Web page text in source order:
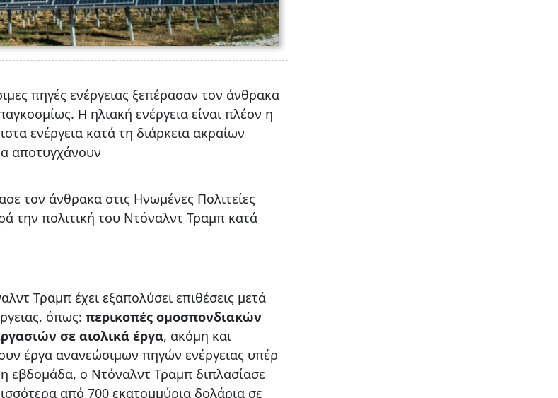
πηγές ενέργειας ξεπέρασαν τον άνθρακα
Η ηλιακή ενέργεια είναι πλέον η
ενέργεια κατά τη διάρκεια ακραίων
αποτυγχάνουν
τον άνθρακα στις Ηνωμένες Πολιτείες
την πολιτική του Ντόναλντ Τραμπ κατά
Τραμπ έχει εξαπολύσει επιθέσεις μετά
όπως: περικοπές ομοσπονδιακών
σε αιολικά έργα, ακόμη και
έργα ανανεώσιμων πηγών ενέργειας υπέρ
εβδομάδα, ο Ντόναλντ Τραμπ διπλασίασε
από 700 εκατομμύρια δολάρια σε